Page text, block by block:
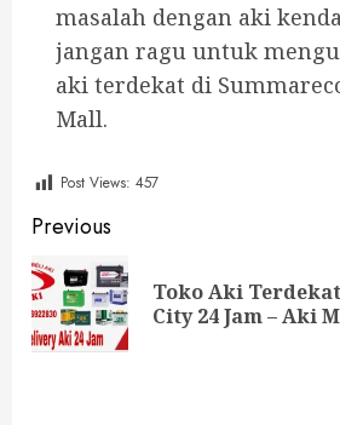
masalah dengan aki
jangan ragu untuk
aki terdekat di
Mall.
Post Views: 457
Previous
Toko Aki
City 24 Jam – Aki